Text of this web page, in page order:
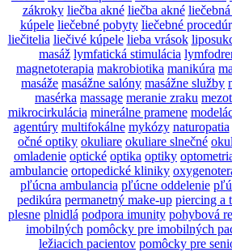
zákroky liečba akné liečba akné
kúpele liečebné pobyty liečebné
liečitelia liečivé kúpele lieba vrások
masáž lymfatická stimulácia
magnetoterapia makrobiotika manikúra
masáže masážne salóny masážne služby
masérka massage meranie zraku
mikrocirkulácia minerálne pramene
agentúry multifokálne mykózy naturopatia
očné optiky okuliare okuliare slnečné
omladenie optické optika optiky
ambulancie ortopedické kliniky
pľúcna ambulancia pľúcne oddelenie
pedikúra permanetný make-up piercing a
plesne plnidlá podpora imunity pohybová
imobilných pomôcky pre imobilných
ležiacich pacientov pomôcky pre